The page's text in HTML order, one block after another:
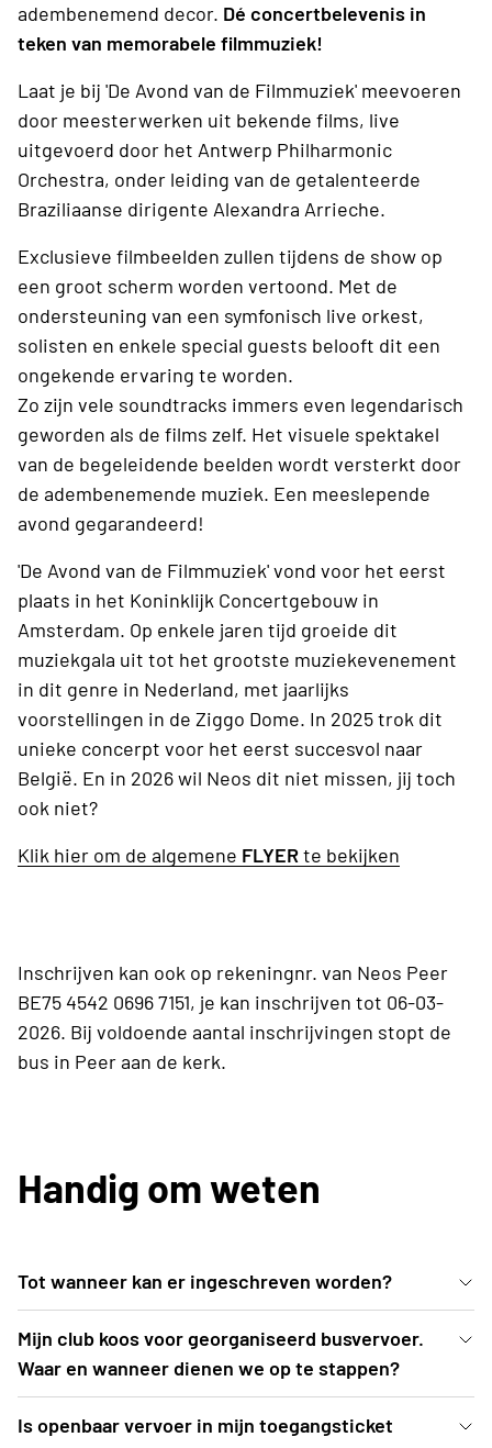
adembenemend decor. Dé concertbelevenis in
teken van memorabele filmmuziek!
Laat je bij 'De Avond van de Filmmuziek' meevoeren
door meesterwerken uit bekende films, live
uitgevoerd door het Antwerp Philharmonic
Orchestra, onder leiding van de getalenteerde
Braziliaanse dirigente Alexandra Arrieche.
Exclusieve filmbeelden zullen tijdens de show op
een groot scherm worden vertoond. Met de
ondersteuning van een symfonisch live orkest,
solisten en enkele special guests belooft dit een
ongekende ervaring te worden.
Zo zijn vele soundtracks immers even legendarisch
geworden als de films zelf. Het visuele spektakel
van de begeleidende beelden wordt versterkt door
de adembenemende muziek. Een meeslepende
avond gegarandeerd!
'De Avond van de Filmmuziek' vond voor het eerst
plaats in het Koninklijk Concertgebouw in
Amsterdam. Op enkele jaren tijd groeide dit
muziekgala uit tot het grootste muziekevenement
in dit genre in Nederland, met jaarlijks
voorstellingen in de Ziggo Dome. In 2025 trok dit
unieke concerpt voor het eerst succesvol naar
België. En in 2026 wil Neos dit niet missen, jij toch
ook niet?
Klik hier om de algemene FLYERte bekijken
Inschrijven kan ook op rekeningnr. van Neos Peer
BE75 4542 0696 7151, je kan inschrijven tot 06-03-
2026. Bij voldoende aantal inschrijvingen stopt de
bus in Peer aan de kerk.
Handig om weten
Tot wanneer kan er ingeschreven worden?
Inschrijven kan uiterlijk t.e.m. vrijdag 6 maart 2026
of tot zolang de voorraad strekt.
Mijn club koos voor georganiseerd busvervoer.
Waar en wanneer dienen we op te stappen?
De busroutes worden opgemaakt nadat
Is openbaar vervoer in mijn toegangsticket